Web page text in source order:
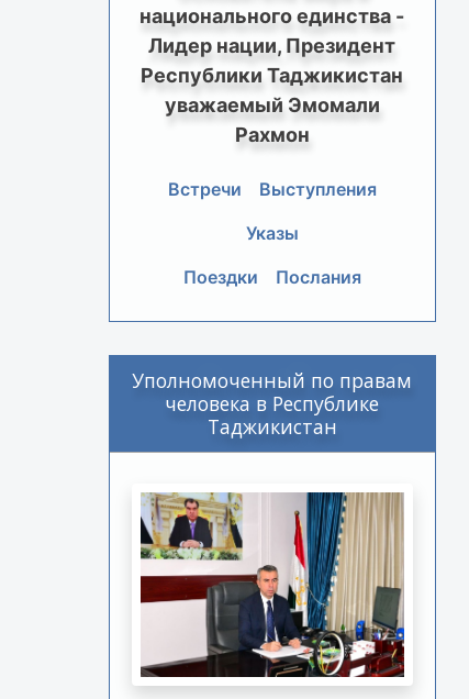
национального единства -
Лидер нации, Президент
Республики Таджикистан
уважаемый Эмомали
Рахмон
Встречи
Выступления
Указы
Поездки
Послания
Уполномоченный по правам
человека в Республике
Таджикистан